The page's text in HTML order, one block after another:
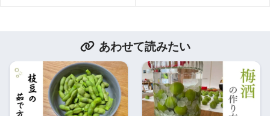
あわせて読みたい